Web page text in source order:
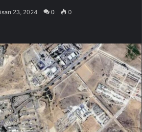
23, 2024 0 0